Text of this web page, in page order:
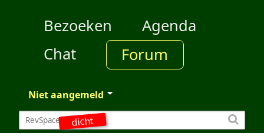
dicht
Bezoeken
Agenda
Chat
Forum
Niet aangemeld